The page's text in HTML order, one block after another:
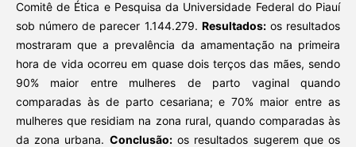
Comitê de Ética e Pesquisa da Universidade Federal do Piauí
sob número de parecer 1.144.279. Resultados:os resultados
mostraram que a prevalência da amamentação na primeira
hora de vida ocorreu em quase dois terços das mães, sendo
90% maior entre mulheres de parto vaginal quando
comparadas às de parto cesariana; e 70% maior entre as
mulheres que residiam na zona rural, quando comparadas às
da zona urbana. Conclusão:os resultados sugerem que os